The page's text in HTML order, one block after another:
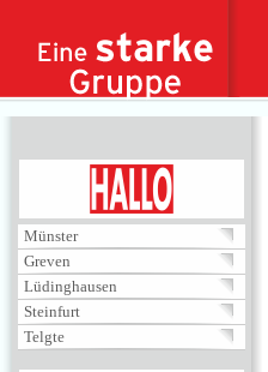
Münster
Greven
Lüdinghausen
Steinfurt
Telgte